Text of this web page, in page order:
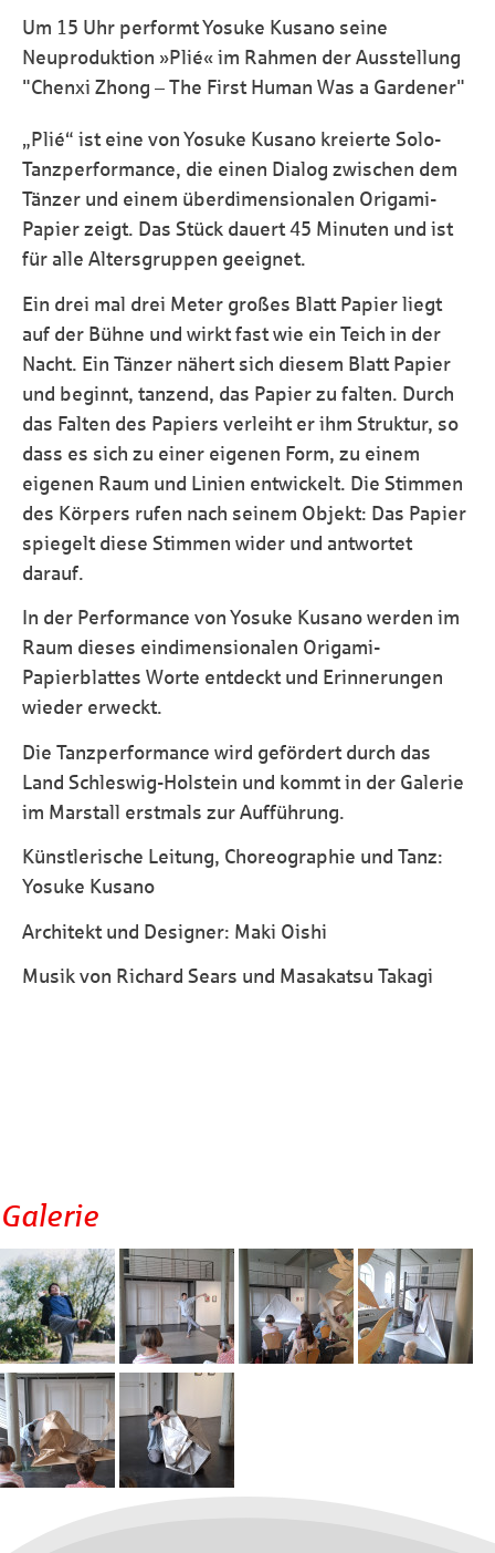
Um 15 Uhr performt Yosuke Kusano seine
Neuproduktion »Plié« im Rahmen der Ausstellung
"Chenxi Zhong – The First Human Was a Gardener"
„Plié“ ist eine von Yosuke Kusano kreierte Solo-
Tanzperformance, die einen Dialog zwischen dem
Tänzer und einem überdimensionalen Origami-
Papier zeigt. Das Stück dauert 45 Minuten und ist
für alle Altersgruppen geeignet.
Ein drei mal drei Meter großes Blatt Papier liegt
auf der Bühne und wirkt fast wie ein Teich in der
Nacht. Ein Tänzer nähert sich diesem Blatt Papier
und beginnt, tanzend, das Papier zu falten. Durch
das Falten des Papiers verleiht er ihm Struktur, so
dass es sich zu einer eigenen Form, zu einem
eigenen Raum und Linien entwickelt. Die Stimmen
des Körpers rufen nach seinem Objekt: Das Papier
spiegelt diese Stimmen wider und antwortet
darauf.
In der Performance von Yosuke Kusano werden im
Raum dieses eindimensionalen Origami-
Papierblattes Worte entdeckt und Erinnerungen
wieder erweckt.
Die Tanzperformance wird gefördert durch das
Land Schleswig-Holstein und kommt in der Galerie
im Marstall erstmals zur Aufführung.
Künstlerische Leitung, Choreographie und Tanz:
Yosuke Kusano
Architekt und Designer: Maki Oishi
Musik von Richard Sears und Masakatsu Takagi
Galerie